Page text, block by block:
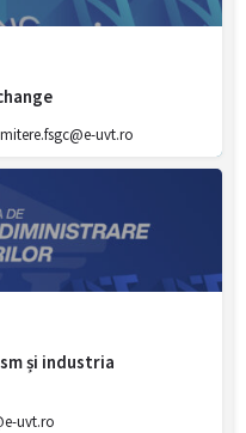
uvt.ro
și industria
uvt.ro